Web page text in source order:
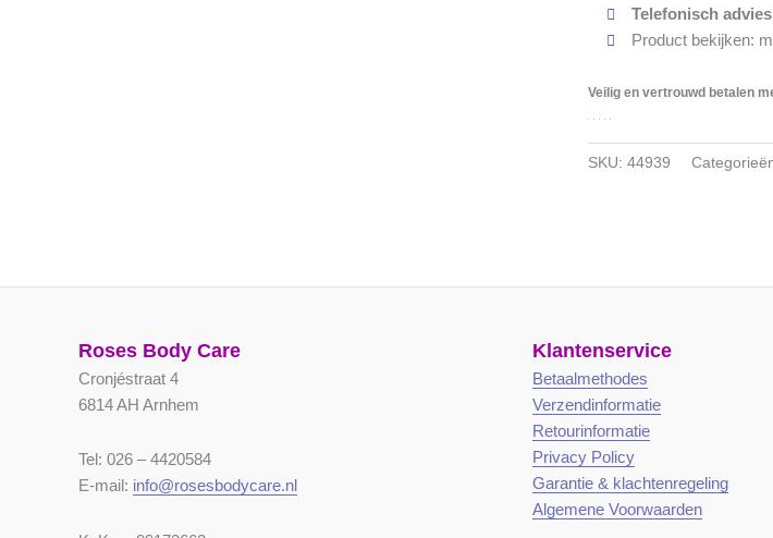
Telefonisch advies
Product bekijken:
Veilig en vertrouwd betalen
SKU: 44939
Roses Body Care
Cronjéstraat 4
6814 AH Arnhem
Tel: 026 – 4420584
E-mail: info@rosesbodycare.nl
Klantenservice
Betaalmethodes
Verzendinformatie
Retourinformatie
Privacy Policy
Garantie & klachtenregeling
Algemene Voorwaarden